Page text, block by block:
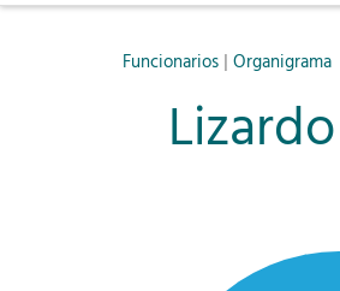
Funcionarios | Organigrama